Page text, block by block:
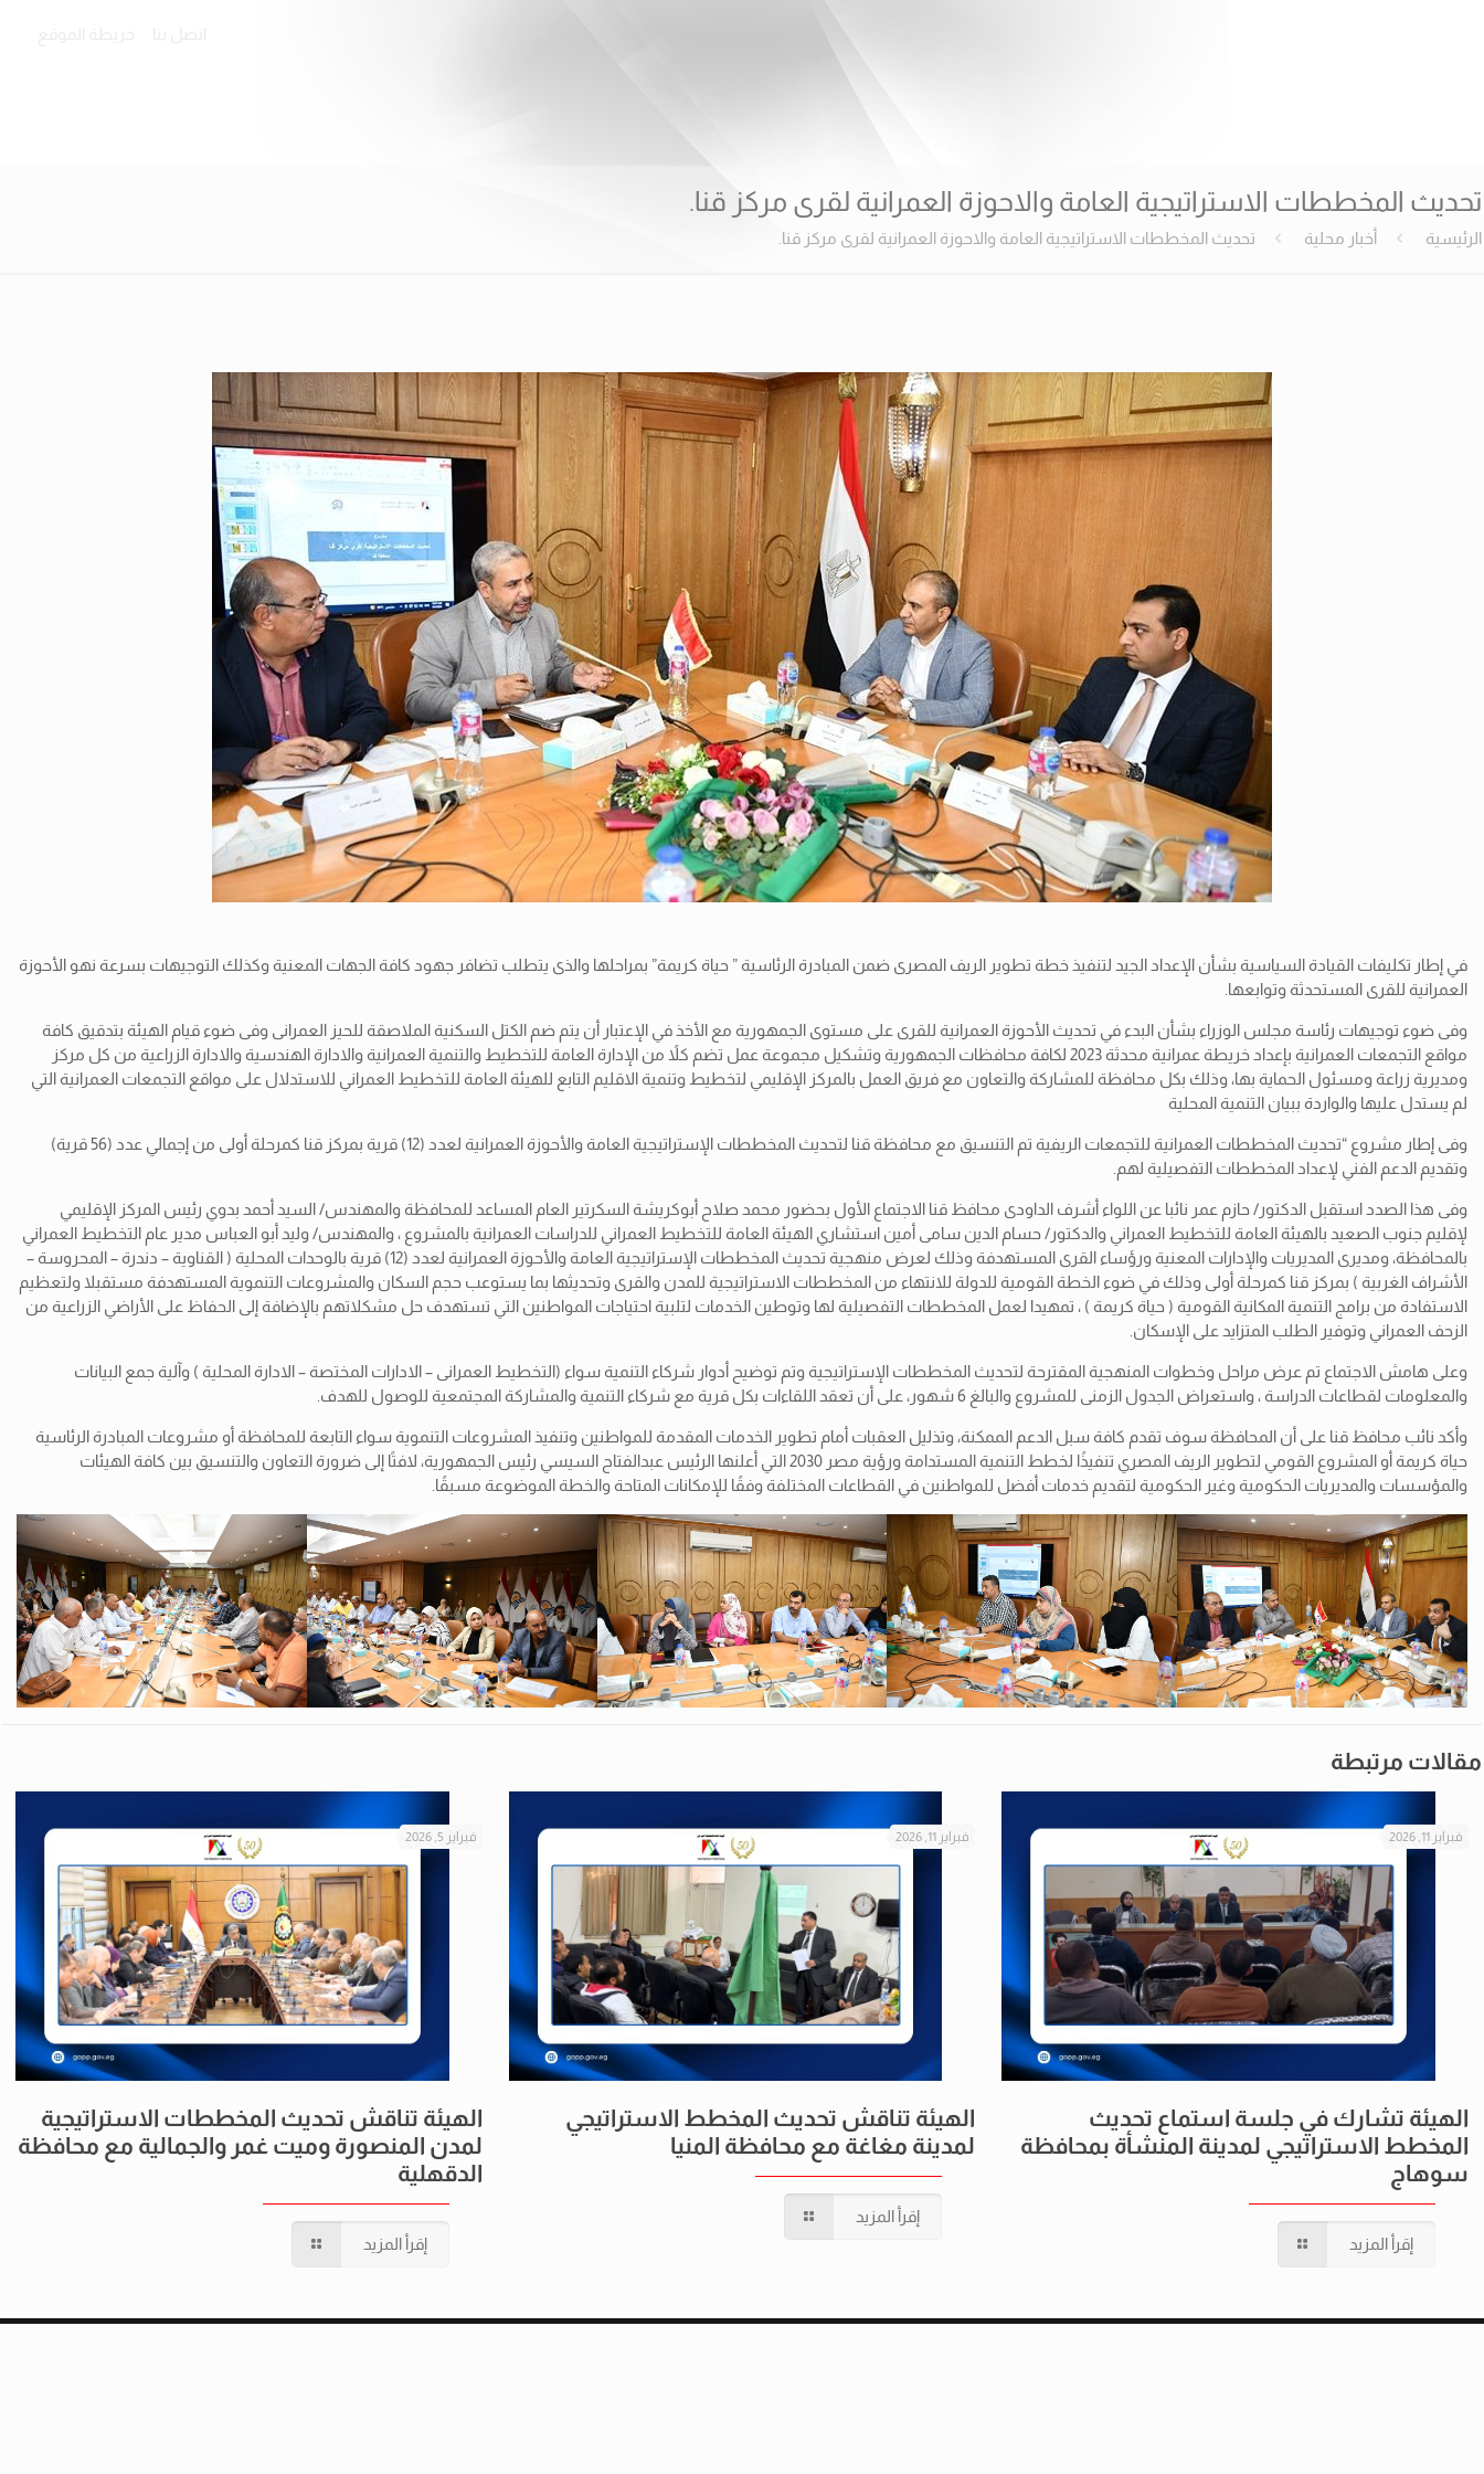
تحديث المخططات الاستراتيجية العامة والاحوزة العمرانية لقرى مركز قنا.
الرئيسية أخبار محلية تحديث المخططات الاستراتيجية العامة والاحوزة العمرانية لقرى مركز قنا.
في إطار تكليفات القيادة السياسية بشأن الإعداد الجيد لتنفيذ خطة تطوير الريف المصرى ضمن المبادرة الرئاسية ” حياة كريمة” بمراحلها والذى يتطلب تضافر جهود كافة الجهات المعنية وكذلك التوجيهات بسرعة نهو الأحوزة
العمرانية للقرى المستحدثة وتوابعها.
وفى ضوء توجيهات رئاسة مجلس الوزراء بشأن البدء في تحديث الأحوزة العمرانية للقرى على مستوى الجمهورية مع الأخذ في الإعتبار أن يتم ضم الكتل السكنية الملاصقة للحيز العمرانى وفىضوء قيام الهيئة بتدقيق كافة
مواقع التجمعات العمرانية بإعداد خريطة عمرانية محدثة 2023 لكافة محافظات الجمهورية وتشكيل مجموعة عمل تضم كلاً من الإدارة العامة للتخطيط والتنمية العمرانية والادارة الهندسية والادارة الزراعية من كل مركز
ومديرية زراعة ومسئول الحماية بها، وذلك بكل محافظة للمشاركة والتعاون مع فريق العمل بالمركز الإقليمي لتخطيط وتنمية الاقليم التابع للهيئة العامة للتخطيط العمراني للاستدلال على مواقع التجمعات العمرانية التي
لم يستدل عليها والواردة ببيان التنمية المحلية
وفى إطار مشروع “تحديث المخططات العمرانية للتجمعات الريفية تم التنسيق مع محافظة قنا لتحديث المخططات الإستراتيجية العامة والأحوزة العمرانية لعدد (12) قرية بمركز قنا كمرحلة أولى من إجمالي عدد (56 قرية)
وتقديم الدعم الفني لإعداد المخططات التفصيلية لهم.
وفى هذا الصدد استقبل الدكتور/ حازم عمر نائبا عن اللواء أشرف الداودى محافظ قنا الاجتماع الأول بحضور محمد صلاح أبوكريشة السكرتير العام المساعد للمحافظة والمهندس/ السيد أحمد بدوي رئيس المركز الإقليمي
لإقليم جنوب الصعيد بالهيئة العامة للتخطيط العمراني والدكتور/ حسام الدين سامى أمين استشاري الهيئة العامة للتخطيط العمراني للدراسات العمرانية بالمشروع ، والمهندس/ وليد أبو العباس مدير عام التخطيط العمراني
بالمحافظة، ومديرى المديريات والإدارات المعنية ورؤساء القرى المستهدفة وذلك لعرض منهجية تحديث المخططات الإستراتيجية العامة والأحوزة العمرانية لعدد (12) قرية بالوحدات المحلية ( القناوية – دندرة – المحروسة –
الأشراف الغربية ) بمركز قنا كمرحلة أولى وذلك في ضوء الخطة القومية للدولة للانتهاء من المخططات الاستراتيجية للمدن والقرى وتحديثها بما يستوعب حجم السكان والمشروعات التنموية المستهدفة مستقبلا ولتعظيم
الاستفادة من برامج التنمية المكانية القومية ( حياة كريمة ) ، تمهيدا لعمل المخططات التفصيلية لها وتوطين الخدمات لتلبية احتياجات المواطنين التي تستهدف حل مشكلاتهم بالإضافة إلى الحفاظ على الأراضي الزراعية من
الزحف العمراني وتوفير الطلب المتزايد على الإسكان.
وعلى هامش الاجتماع تم عرض مراحل وخطوات المنهجية المقترحة لتحديث المخططات الإستراتيجية وتم توضيح أدوار شركاء التنمية سواء (التخطيط العمرانى – الادارات المختصة – الادارة المحلية ) وآلية جمع البيانات
والمعلومات لقطاعات الدراسة ، واستعراض الجدول الزمنى للمشروع والبالغ 6 شهور، على أن تعقد اللقاءات بكل قرية مع شركاء التنمية والمشاركة المجتمعية للوصول للهدف.
وأكد نائب محافظ قنا على أن المحافظة سوف تقدم كافة سبل الدعم الممكنة، وتذليل العقبات أمام تطوير الخدمات المقدمة للمواطنين وتنفيذ المشروعات التنموية سواء التابعة للمحافظة أو مشروعات المبادرة الرئاسية
حياة كريمة أو المشروع القومي لتطوير الريف المصري تنفيذًا لخطط التنمية المستدامة ورؤية مصر 2030 التي أعلنها الرئيس عبدالفتاح السيسي رئيس الجمهورية، لافتًا إلى ضرورة التعاون والتنسيق بين كافة الهيئات
والمؤسسات والمديريات الحكومية وغير الحكومية لتقديم خدمات أفضل للمواطنين في القطاعات المختلفة وفقًا للإمكانات المتاحة والخطة الموضوعة مسبقًا.
مقالات مرتبطة
فبراير 11, 2026
الهيئة تشارك في جلسة استماع تحديث
المخطط الاستراتيجي لمدينة المنشأة بمحافظة
سوهاج
إقرأ المزيد
فبراير 11, 2026
الهيئة تناقش تحديث المخطط الاستراتيجي
لمدينة مغاغة مع محافظة المنيا
إقرأ المزيد
فبراير 5, 2026
الهيئة تناقش تحديث المخططات الاستراتيجية
لمدن المنصورة وميت غمر والجمالية مع محافظة
الدقهلية
إقرأ المزيد